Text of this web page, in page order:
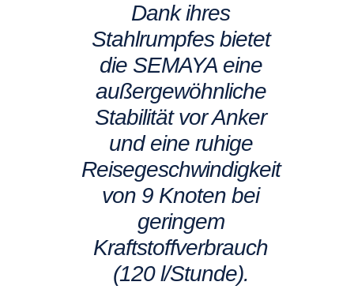
Dank ihres
Stahlrumpfes bietet
die SEMAYA eine
außergewöhnliche
Stabilität vor Anker
und eine ruhige
Reisegeschwindigkeit
von 9 Knoten bei
geringem
Kraftstoffverbrauch
(120 l/Stunde).